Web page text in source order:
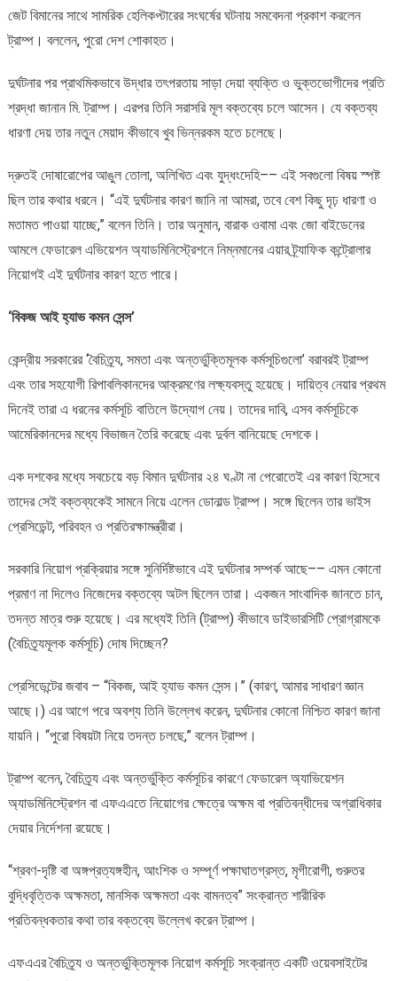
জেট বিমানের সাথে সামরিক হেলিকপ্টারের সংঘর্ষের ঘটনায় সমবেদনা প্রকাশ করলেন
ট্রাম্প। বললেন, পুরো দেশ শোকাহত।
দুর্ঘটনার পর প্রাথমিকভাবে উদ্ধার তৎপরতায় সাড়া দেয়া ব্যক্তি ও ভুক্তভোগীদের প্রতি
শ্রদ্ধা জানান মি. ট্রাম্প। এরপর তিনি সরাসরি মূল বক্তব্যে চলে আসেন। যে বক্তব্য
ধারণা দেয় তার নতুন মেয়াদ কীভাবে খুব ভিন্নরকম হতে চলেছে।
দ্রুতই দোষারোপের আঙুল তোলা, অলিখিত এবং যুদ্ধংদেহি–– এই সবগুলো বিষয় স্পষ্ট
ছিল তার কথার ধরনে। “এই দুর্ঘটনার কারণ জানি না আমরা, তবে বেশ কিছু দৃঢ় ধারণা ও
মতামত পাওয়া যাচ্ছে,” বলেন তিনি। তার অনুমান, বারাক ওবামা এবং জো বাইডেনের
আমলে ফেডারেল এভিয়েশন অ্যাডমিনিস্ট্রেশনে নিম্নমানের এয়ার ট্র্যাফিক কন্ট্রোলার
নিয়োগই এই দুর্ঘটনার কারণ হতে পারে।
‘বিকজ আই হ্যাভ কমন সেন্স’
কেন্দ্রীয় সরকারের ‘বৈচিত্র্য, সমতা এবং অন্তর্ভুক্তিমূলক কর্মসূচিগুলো’ বরাবরই ট্রাম্প
এবং তার সহযোগী রিপাবলিকানদের আক্রমণের লক্ষ্যবস্তু হয়েছে। দায়িত্ব নেয়ার প্রথম
দিনেই তারা এ ধরনের কর্মসূচি বাতিলে উদ্যোগ নেয়। তাদের দাবি, এসব কর্মসূচিকে
আমেরিকানদের মধ্যে বিভাজন তৈরি করেছে এবং দুর্বল বানিয়েছে দেশকে।
এক দশকের মধ্যে সবচেয়ে বড় বিমান দুর্ঘটনার ২৪ ঘণ্টা না পেরোতেই এর কারণ হিসেবে
তাদের সেই বক্তব্যকেই সামনে নিয়ে এলেন ডোনাল্ড ট্রাম্প। সঙ্গে ছিলেন তার ভাইস
প্রেসিডেন্ট, পরিবহন ও প্রতিরক্ষামন্ত্রীরা।
সরকারি নিয়োগ প্রক্রিয়ার সঙ্গে সুনির্দিষ্টভাবে এই দুর্ঘটনার সম্পর্ক আছে–– এমন কোনো
প্রমাণ না দিলেও নিজেদের বক্তব্যে অটল ছিলেন তারা। একজন সাংবাদিক জানতে চান,
তদন্ত মাত্র শুরু হয়েছে। এর মধ্যেই তিনি (ট্রাম্প) কীভাবে ডাইভারসিটি প্রোগ্রামকে
(বৈচিত্র্যমূলক কর্মসূচি) দোষ দিচ্ছেন?
প্রেসিডেন্টের জবাব – “বিকজ, আই হ্যাভ কমন সেন্স।” (কারণ, আমার সাধারণ জ্ঞান
আছে।) এর আগে পরে অবশ্য তিনি উল্লেখ করেন, দুর্ঘটনার কোনো নিশ্চিত কারণ জানা
যায়নি। “পুরো বিষয়টা নিয়ে তদন্ত চলছে,” বলেন ট্রাম্প।
ট্রাম্প বলেন, বৈচিত্র্য এবং অন্তর্ভুক্তি কর্মসূচির কারণে ফেডারেল অ্যাভিয়েশন
অ্যাডমিনিস্ট্রেশন বা এফএএতে নিয়োগের ক্ষেত্রে অক্ষম বা প্রতিবন্ধীদের অগ্রাধিকার
দেয়ার নির্দেশনা রয়েছে।
“শ্রবণ-দৃষ্টি বা অঙ্গপ্রত্যঙ্গহীন, আংশিক ও সম্পূর্ণ পক্ষাঘাতগ্রস্ত, মৃগীরোগী, গুরুতর
বুদ্ধিবৃত্তিক অক্ষমতা, মানসিক অক্ষমতা এবং বামনত্ব” সংক্রান্ত শারীরিক
প্রতিবন্ধকতার কথা তার বক্তব্যে উল্লেখ করেন ট্রাম্প।
এফএএর বৈচিত্র্য ও অন্তর্ভুক্তিমূলক নিয়োগ কর্মসূচি সংক্রান্ত একটি ওয়েবসাইটের